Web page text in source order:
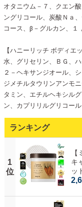
オタニウム－７、クエン
ングリコール、炭酸Ｎａ
コース、β－グルカン、１
【ハニーリッチ ボディエッ
水、グリセリン、ＢＧ、
２－ヘキサンジオール、
ジメチルタウリンアンモ
タミン、エチルヘキシル
ン、カプリリルグリコール
ランキング
1
位
キ
ッ